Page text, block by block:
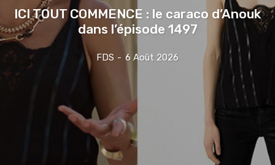
ICI TOUT COMMENCE : le caraco d’Anouk
dans l’épisode 1497
FDS - 6 Août 2026